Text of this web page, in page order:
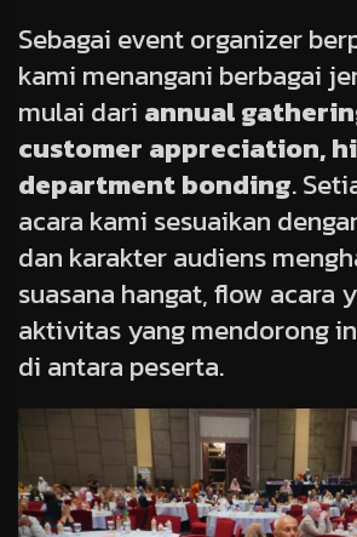
Sebagai event organizer
kami menangani berbagai
mulai dari annual
customer appreciation,
department bonding.
acara kami sesuaikan
dan karakter audiens
suasana hangat, flow acara
aktivitas yang mendorong
di antara peserta.